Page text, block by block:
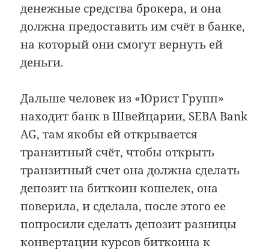
денежные средства брокера, и она
должна предоставить им счёт в банке,
на который они смогут вернуть ей
деньги.
Дальше человек из «Юрист Групп»
находит банк в Швейцарии, SEBA Bank
AG, там якобы ей открывается
транзитный счёт, чтобы открыть
транзитный счет она должна сделать
депозит на биткоин кошелек, она
поверила, и сделала, после этого ее
попросили сделать депозит разницы
конвертации курсов биткоина к